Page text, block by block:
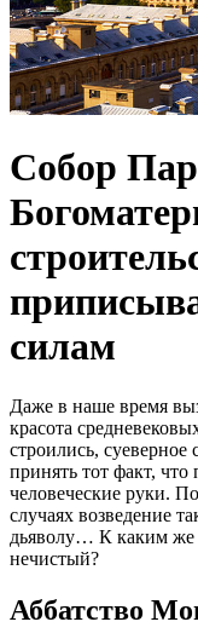
Собор
силам
Даже в наше время
красота
строились, суеверное
принять тот факт, что
человеческие руки.
случаях возведение
дьяволу… К каким же
нечистый?
Аббатство